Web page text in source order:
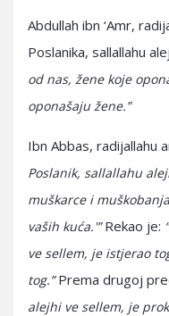
Abdullah ibn ‘Amr,
Poslanika, sallallahu
od nas, žene koje
oponašaju žene.”
Ibn Abbas, radijallahu
Poslanik, sallallahu
muškarce i
vaših kuća.'”Rekao je:
ve sellem, je istjerao
tog.”Prema drugoj
alejhi ve sellem, je